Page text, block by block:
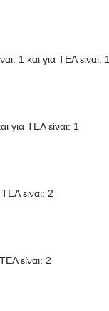
1 και για ΤΕΛ είναι: 1
για ΤΕΛ είναι: 1
είναι: 2
είναι: 2